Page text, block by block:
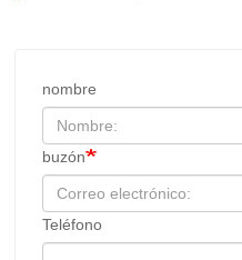
nombre
buzón
Teléfono